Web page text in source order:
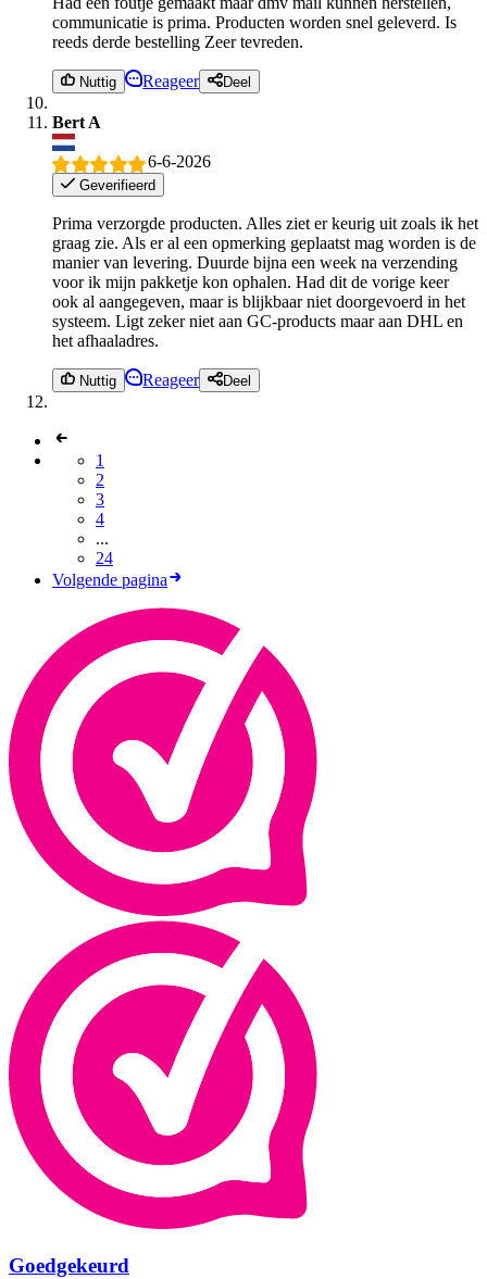
communicatie is prima. Producten worden snel geleverd. Is
reeds derde bestelling Zeer tevreden.
Nuttig Reageer Deel
Bert A
6-6-2026
Geverifieerd
Prima verzorgde producten. Alles ziet er keurig uit zoals ik het
graag zie. Als er al een opmerking geplaatst mag worden is de
manier van levering. Duurde bijna een week na verzending
voor ik mijn pakketje kon ophalen. Had dit de vorige keer
ook al aangegeven, maar is blijkbaar niet doorgevoerd in het
systeem. Ligt zeker niet aan GC-products maar aan DHL en
het afhaaladres.
Nuttig Reageer Deel
1
2
3
4
...
24
Volgende pagina
Goedgekeurd